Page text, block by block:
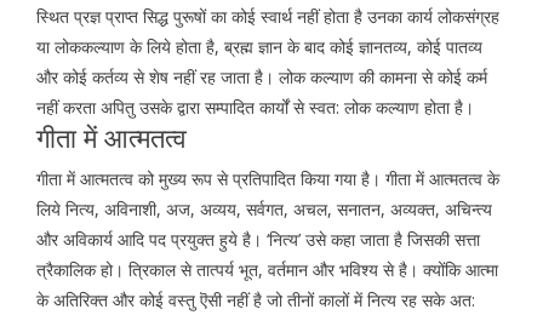
स्थित प्रज्ञ प्राप्त सिद्ध पुरूषों का कोई स्वार्थ नहीं होता है उनका कार्य लोकसंग्रह
या लोककल्याण के लिये होता है, ब्रह्म ज्ञान के बाद कोई ज्ञानतव्य, कोई पातव्य
और कोई कर्तव्य से शेष नहीं रह जाता है। लोक कल्याण की कामना से कोई कर्म
नहीं करता अपितु उसके द्वारा सम्पादित कार्यों से स्वत: लोक कल्याण होता है।
गीता में आत्मतत्व
गीता में आत्मतत्व को मुख्य रूप से प्रतिपादित किया गया है। गीता में आत्मतत्व के
लिये नित्य, अविनाशी, अज, अव्यय, सर्वगत, अचल, सनातन, अव्यक्त, अचिन्त्य
और अविकार्य आदि पद प्रयुक्त हुये है। ‘नित्य’ उसे कहा जाता है जिसकी सत्ता
त्रैकालिक हो। त्रिकाल से तात्पर्य भूत, वर्तमान और भविश्य से है। क्योंकि आत्मा
के अतिरिक्त और कोई वस्तु ऎसी नहीं है जो तीनों कालों में नित्य रह सके अत: